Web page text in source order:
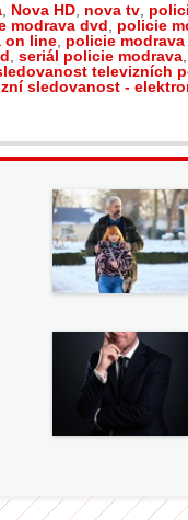
Nova HD nova tv
modrava dvd policie
on line policie
seriál policie modrava
televizních
sledovanost -